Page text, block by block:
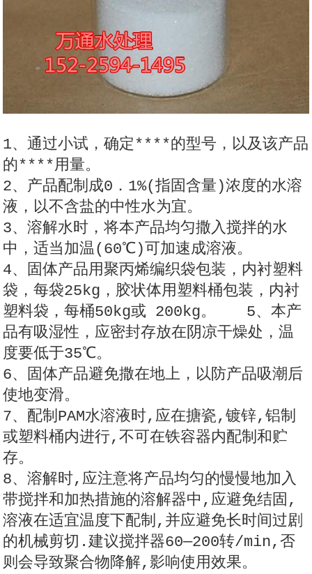
1、通过小试，确定****的型号，以及该产品
的****用量。
2、产品配制成0．1%(指固含量)浓度的水溶
液，以不含盐的中性水为宜。
3、溶解水时，将本产品均匀撒入搅拌的水
中，适当加温(60℃)可加速成溶液。
4、固体产品用聚丙烯编织袋包装，内衬塑料
袋，每袋25kg，胶状体用塑料桶包装，内衬
塑料袋，每桶50kg或 200kg。 5、本产
品有吸湿性，应密封存放在阴凉干燥处，温
度要低于35℃。
6、固体产品避免撒在地上，以防产品吸潮后
使地变滑。
7、配制PAM水溶液时,应在搪瓷,镀锌,铝制
或塑料桶内进行,不可在铁容器内配制和贮
存。
8、溶解时,应注意将产品均匀的慢慢地加入
带搅拌和加热措施的溶解器中,应避免结固,
溶液在适宜温度下配制,并应避免长时间过剧
的机械剪切.建议搅拌器60—200转/min,否
则会导致聚合物降解,影响使用效果。